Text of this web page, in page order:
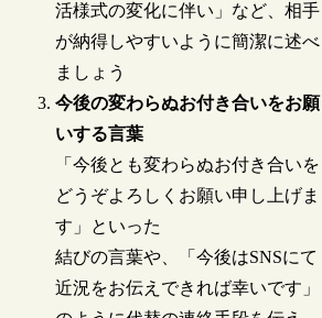
活様式の変化に伴い」など、相手
が納得しやすいように簡潔に述べ
ましょう
今後の変わらぬお付き合いをお願
いする言葉
「今後とも変わらぬお付き合いを
どうぞよろしくお願い申し上げま
す」といった
結びの言葉や、「今後はSNSにて
近況をお伝えできれば幸いです」